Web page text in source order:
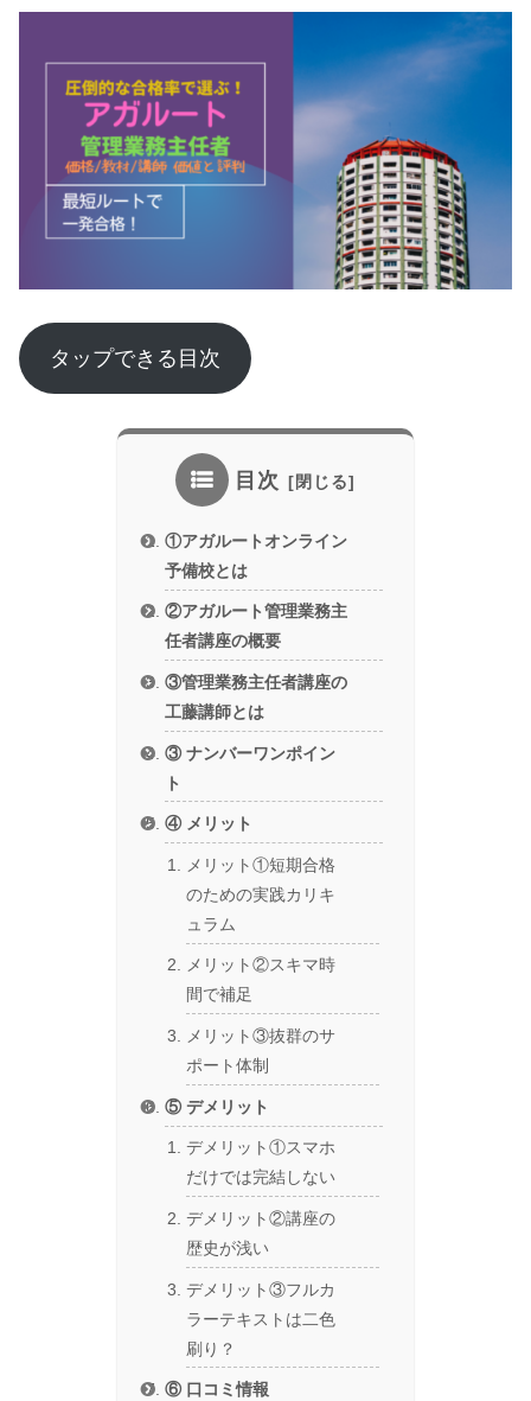
タップできる目次
目次
①アガルートオンライン
予備校とは
②アガルート管理業務主
任者講座の概要
③管理業務主任者講座の
工藤講師とは
③ ナンバーワンポイン
ト
④ メリット
メリット①短期合格
のための実践カリキ
ュラム
メリット②スキマ時
間で補足
メリット③抜群のサ
ポート体制
⑤ デメリット
デメリット①スマホ
だけでは完結しない
デメリット②講座の
歴史が浅い
デメリット③フルカ
ラーテキストは二色
刷り？
⑥ 口コミ情報